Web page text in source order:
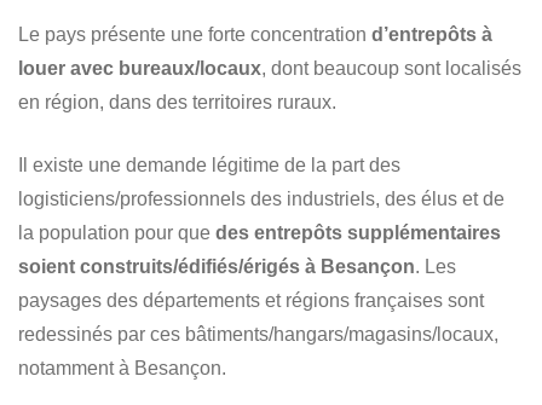
Le pays présente une forte concentration d’entrepôts à
louer avec bureaux/locaux, dont beaucoup sont localisés
en région, dans des territoires ruraux.
Il existe une demande légitime de la part des
logisticiens/professionnels des industriels, des élus et de
la population pour que des entrepôts supplémentaires
soient construits/édifiés/érigés à Besançon. Les
paysages des départements et régions françaises sont
redessinés par ces bâtiments/hangars/magasins/locaux,
notamment à Besançon.